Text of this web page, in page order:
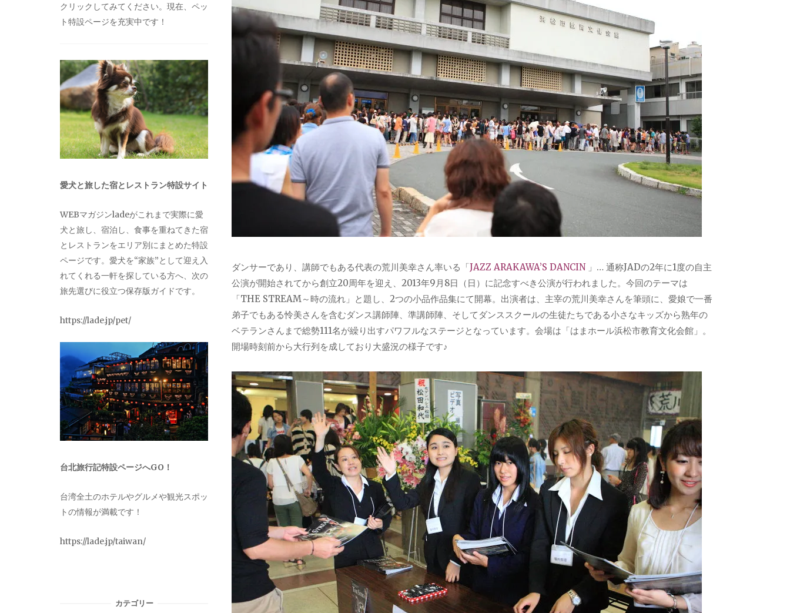
ダンサーであり、講師でもある代表の荒川美幸さん率いる「JAZZ ARAKAWA’S DANCIN 」… 通称JADの2年に1度の自主
公演が開始されてから創立20周年を迎え、2013年9月8日（日）に記念すべき公演が行われました。今回のテーマは
「THE STREAM～時の流れ」と題し、2つの小品作品集にて開幕。出演者は、主宰の荒川美幸さんを筆頭に、愛娘で一番
弟子でもある怜美さんを含むダンス講師陣、準講師陣、そしてダンススクールの生徒たちである小さなキッズから熟年の
ベテランさんまで総勢111名が繰り出すパワフルなステージとなっています。会場は「はまホール浜松市教育文化会館」。
開場時刻前から大行列を成しており大盛況の様子です♪
クリックしてみてください。現在、ペッ
ト特設ページを充実中です！
愛犬と旅した宿とレストラン特設サイト
WEBマガジンladeがこれまで実際に愛
犬と旅し、宿泊し、食事を重ねてきた宿
とレストランをエリア別にまとめた特設
ページです。愛犬を“家族”として迎え入
れてくれる一軒を探している方へ、次の
旅先選びに役立つ保存版ガイドです。
https://lade.jp/pet/
台北旅行記特設ページへGO！
台湾全土のホテルやグルメや観光スポッ
トの情報が満載です！
https://lade.jp/taiwan/
カテゴリー